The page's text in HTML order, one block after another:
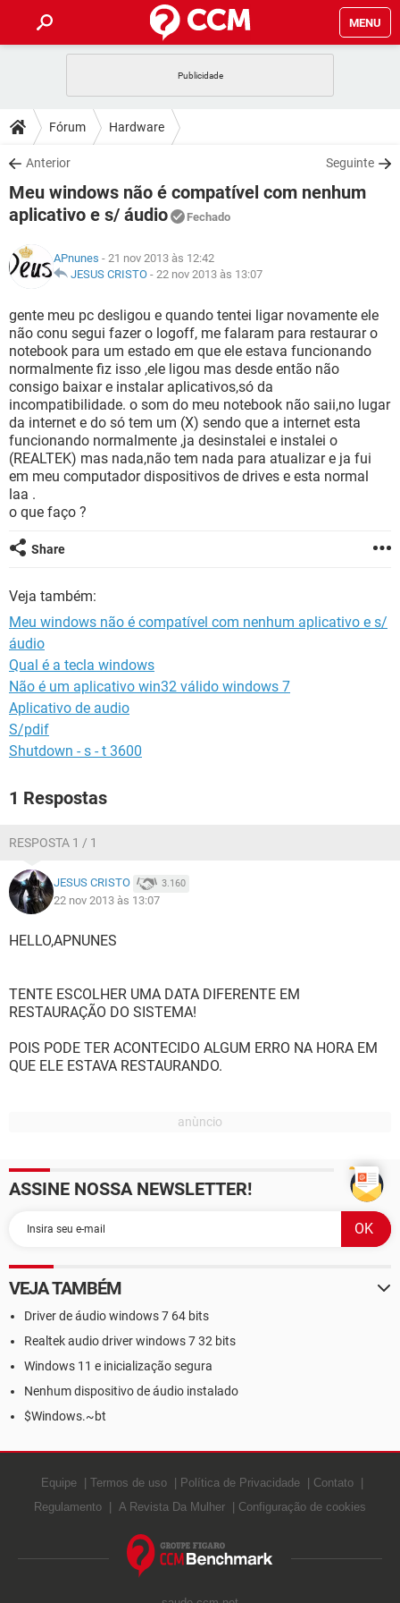
MENU
CELULAR
OUTLOOK
INSTAGRAM GMAIL
GUIA DE COMPRAS
DICAS
JOGOS
OUTLOOK
GUIA DE COMPRAS
DOWNLOADS
JOGOS WHATSAPP
CELULAR FACEBOOK
OUTLOOK EXCEL
GUIA DE COMPRAS
FÓRUM
CELULAR FACEBOOK
INSTAGRAM GMAIL
GUIA DE COMPRAS
GLOSSÁRIO
CELULAR FACEBOOK
OUTLOOK EXCEL
INSTAGRAM GMAIL
GUIA DE COMPRAS
Fórum Hardware
Anterior Seguinte
Meu windows não é compatível com nenhum
aplicativo e s/ áudio
Fechado
APnunes - 21 nov 2013 às 12:42
JESUS CRISTO - 22 nov 2013 às 13:07
gente meu pc desligou e quando tentei ligar novamente ele
não conu segui fazer o logoff, me falaram para restaurar o
notebook para um estado em que ele estava funcionando
normalmente fiz isso ,ele ligou mas desde então não
consigo baixar e instalar aplicativos,só da
incompatibilidade. o som do meu notebook não saii,no lugar
da internet e do só tem um (X) sendo que a internet esta
funcionando normalmente ,ja desinstalei e instalei o
(REALTEK) mas nada,não tem nada para atualizar e ja fui
em meu computador dispositivos de drives e esta normal
laa .
o que faço ?
Share
Veja também:
Meu windows não é compatível com nenhum aplicativo e s/
áudio
Qual é a tecla windows
Não é um aplicativo win32 válido windows 7
Aplicativo de audio
S/pdif
Shutdown - s - t 3600
1 Respostas
RESPOSTA 1 / 1
JESUS CRISTO 3.160
22 nov 2013 às 13:07
HELLO,APNUNES
TENTE ESCOLHER UMA DATA DIFERENTE EM
RESTAURAÇÃO DO SISTEMA!
POIS PODE TER ACONTECIDO ALGUM ERRO NA HORA EM
QUE ELE ESTAVA RESTAURANDO.
ASSINE NOSSA NEWSLETTER!
VEJA TAMBÉM
Driver de áudio windows 7 64 bits
Realtek audio driver windows 7 32 bits
Windows 11 e inicialização segura
Nenhum dispositivo de áudio instalado
$Windows.~bt
Equipe Termos de uso Política de Privacidade
Contato
Regulamento
A Revista Da Mulher Configuração de cookies